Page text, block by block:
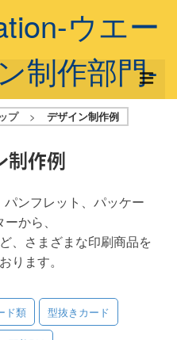
プ > デザイン制作例
制作例
ンフレット、パッケー
から、
、さまざまな印刷商品を
ります。
ド類 型抜きカード